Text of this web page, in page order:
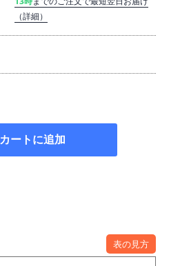
（詳細）
カートに追加
表の見方